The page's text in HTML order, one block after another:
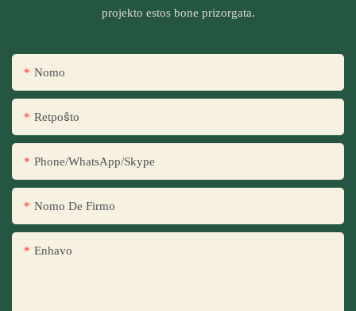
projekto estos bone prizorgata.
Nomo
Retpoŝto
Phone/WhatsApp/Skype
Nomo De Firmo
Enhavo